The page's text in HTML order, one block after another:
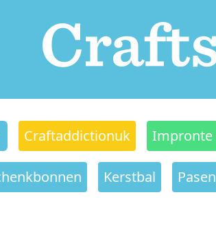
Craftaddictionuk Impronte
Kerstbal Pasen